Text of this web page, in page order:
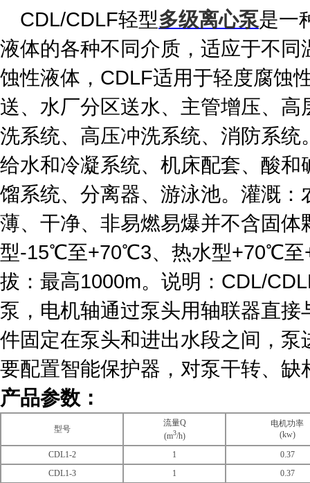
CDL/CDLF轻型多级离心泵是一
液体的各种不同介质，适应于不
蚀性液体，CDLF适用于轻度腐蚀
送、水厂分区送水、主管增压、
洗系统、高压冲洗系统、消防系
给水和冷凝系统、机床配套、酸
馏系统、分离器、游泳池。灌溉
薄、干净、非易燃易爆并不含固
型-15℃至+70℃3、热水型+70℃
拔：最高1000m。说明：CDL/
泵，电机轴通过泵头用轴联器直
件固定在泵头和进出水段之间，
要配置智能保护器，对泵干转、
产品参数：
型号
流量Q
(m3/h)
电机功率
(kw)
CDL1-2 1
0.37
CDL1-3
1
0.37